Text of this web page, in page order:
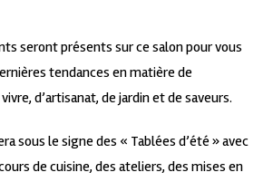
seront présents sur ce salon pour vous
tendances en matière de
d’artisanat, de jardin et de saveurs.
sous le signe des « Tablées d’été » avec
de cuisine, des ateliers, des mises en